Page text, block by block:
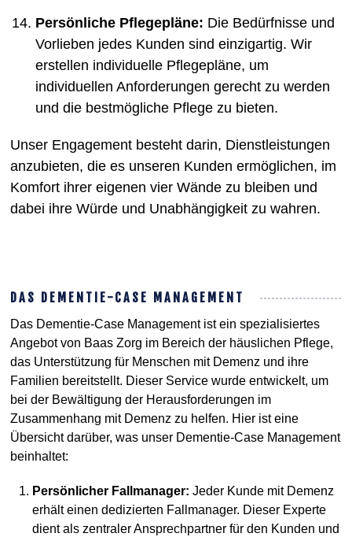
Persönliche Pflegepläne: Die Bedürfnisse und
Vorlieben jedes Kunden sind einzigartig. Wir
erstellen individuelle Pflegepläne, um
individuellen Anforderungen gerecht zu werden
und die bestmögliche Pflege zu bieten.
Unser Engagement besteht darin, Dienstleistungen
anzubieten, die es unseren Kunden ermöglichen, im
Komfort ihrer eigenen vier Wände zu bleiben und
dabei ihre Würde und Unabhängigkeit zu wahren.
DAS DEMENTIE-CASE MANAGEMENT
Das Dementie-Case Management ist ein spezialisiertes
Angebot von Baas Zorg im Bereich der häuslichen Pflege,
das Unterstützung für Menschen mit Demenz und ihre
Familien bereitstellt. Dieser Service wurde entwickelt, um
bei der Bewältigung der Herausforderungen im
Zusammenhang mit Demenz zu helfen. Hier ist eine
Übersicht darüber, was unser Dementie-Case Management
beinhaltet:
Persönlicher Fallmanager: Jeder Kunde mit Demenz
erhält einen dedizierten Fallmanager. Dieser Experte
dient als zentraler Ansprechpartner für den Kunden und